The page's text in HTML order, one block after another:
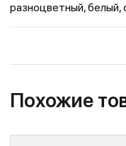
разноцветный, белый,
Похожие